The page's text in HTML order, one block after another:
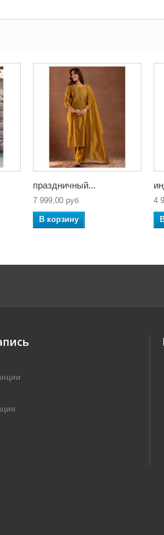
праздничный...
7 999,00 руб
В корзину
4